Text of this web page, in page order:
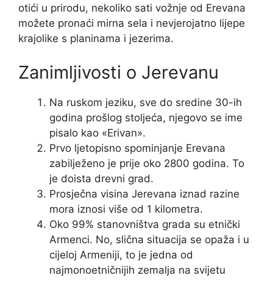
otići u prirodu, nekoliko sati vožnje od Erevana
možete pronaći mirna sela i nevjerojatno lijepe
krajolike s planinama i jezerima.
Zanimljivosti o Jerevanu
Na ruskom jeziku, sve do sredine 30-ih
godina prošlog stoljeća, njegovo se ime
pisalo kao «Erivan».
Prvo ljetopisno spominjanje Erevana
zabilježeno je prije oko 2800 godina. To
je doista drevni grad.
Prosječna visina Jerevana iznad razine
mora iznosi više od 1 kilometra.
Oko 99% stanovništva grada su etnički
Armenci. No, slična situacija se opaža i u
cijeloj Armeniji, to je jedna od
najmonoetničnijih zemalja na svijetu